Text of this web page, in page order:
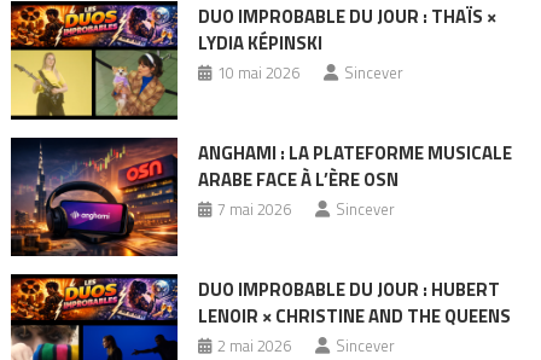
DUO IMPROBABLE DU JOUR : THAÏS ×
LYDIA KÉPINSKI
10 mai 2026 Sincever
ANGHAMI : LA PLATEFORME MUSICALE
ARABE FACE À L’ÈRE OSN
7 mai 2026 Sincever
DUO IMPROBABLE DU JOUR : HUBERT
LENOIR × CHRISTINE AND THE QUEENS
2 mai 2026 Sincever